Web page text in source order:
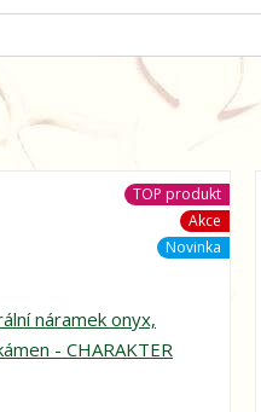
TOP produkt
Akce
Novinka